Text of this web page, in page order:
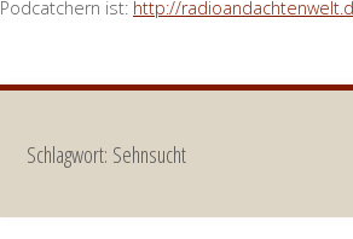
Podcatchern ist: http://
Schlagwort: Sehnsucht